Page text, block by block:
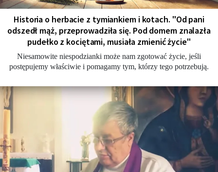
Historia o herbacie z tymiankiem i kotach. "Od pani
odszedł mąż, przeprowadziła się. Pod domem znalazła
pudełko z kociętami, musiała zmienić życie"
Niesamowite niespodzianki może nam zgotować życie, jeśli
postępujemy właściwie i pomagamy tym, którzy tego potrzebują.